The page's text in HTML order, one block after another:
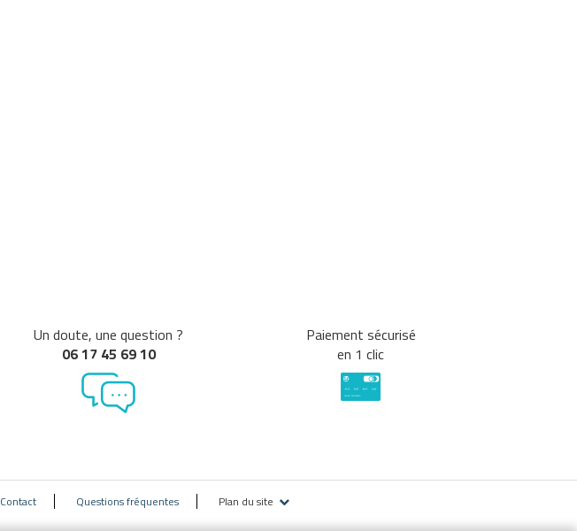
Un doute, une question ?
06 17 45 69 10
Paiement sécurisé
en 1 clic
Contact Questions fréquentes Plan du site